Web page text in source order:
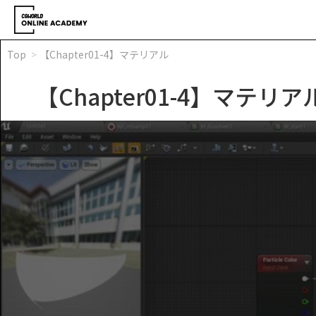
Top 【Chapter01-4】マテリアル
【Chapter01-4】マテリア